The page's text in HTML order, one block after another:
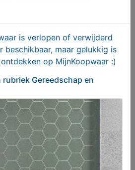
is verlopen of verwijderd
beschikbaar, maar gelukkig is
op MijnKoopwaar :)
rubriek Gereedschap en